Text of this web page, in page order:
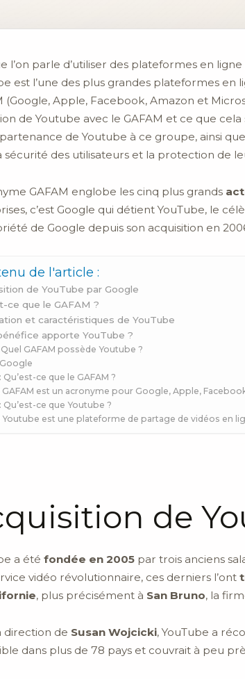
l’on parle d’utiliser des plateformes en
est l’une des plus grandes plateformes
(Google, Apple, Facebook, Amazon et
de Youtube avec le GAFAM et ce que
de Youtube à ce groupe, ainsi
sécurité des utilisateurs et la protection de
GAFAM englobe les cinq plus grands
c’est Google qui détient YouTube, le
de Google depuis son acquisition en
de l'article :
de YouTube par Google
ce que le GAFAM ?
et caractéristiques de YouTube
apporte YouTube ?
Quel GAFAM possède Youtube ?
Google
Qu’est-ce que le GAFAM ?
GAFAM est un acronyme pour Google, Apple,
Qu’est-ce que Youtube ?
Youtube est une plateforme de partage de vidéos en
de
a été fondée en 2005 par trois anciens
vidéo révolutionnaire, ces derniers l’ont
, plus précisément à San Bruno, la
direction de Susan Wojcicki, YouTube a
dans plus de 78 pays et couvrait à peu